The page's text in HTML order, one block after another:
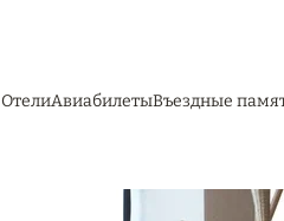
ОтелиАвиабилетыВъездные